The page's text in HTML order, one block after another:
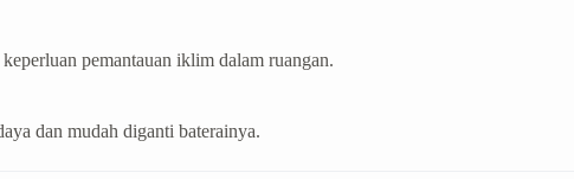
pemantauan iklim dalam ruangan.
dan mudah diganti baterainya.